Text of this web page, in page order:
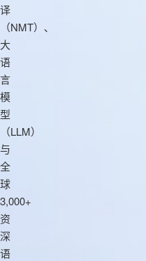
译
（NMT）、
大
语
言
模
型
（LLM）
与
全
球
3,000+
资
深
语